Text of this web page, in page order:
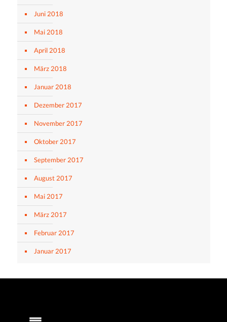
Juni 2018
Mai 2018
April 2018
März 2018
Januar 2018
Dezember 2017
November 2017
Oktober 2017
September 2017
August 2017
Mai 2017
März 2017
Februar 2017
Januar 2017